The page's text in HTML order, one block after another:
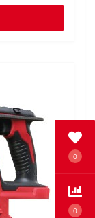
0
0